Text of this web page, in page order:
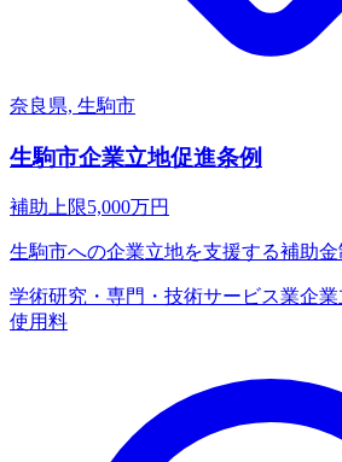
奈良県, 生駒市
生駒市企業立地促進条例
補助上限5,000万円
生駒市への企業立地を支援する補助
学術研究・専門・技術サービス業企
使用料